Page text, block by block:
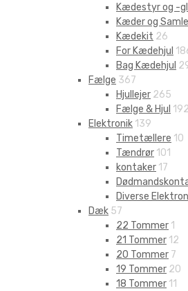
Kædestyr og -
Kæder og
Kædekit 26
For Kædehjul
Bag Kædehjul
Fælge 367
Hjullejer 265
Fælge & Hjul 192
Elektronik 139
Timetællere 10
Tændrør 101
kontaker 17
Diverse
Dæk 57
22 Tommer 1
21 Tommer 12
20 Tommer 7
19 Tommer 20
18 Tommer 11